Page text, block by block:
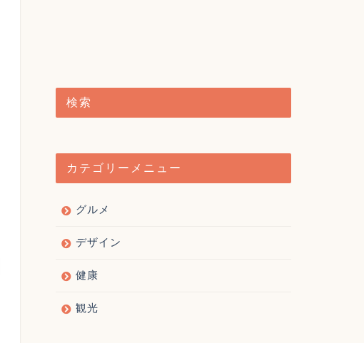
検索
カテゴリーメニュー
グルメ
デザイン
健康
観光